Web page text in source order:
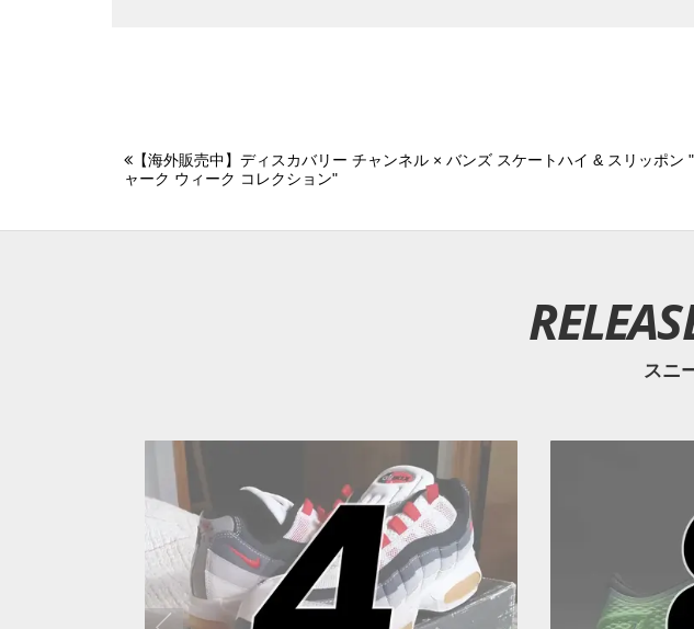
【海外販売中】ディスカバリー チャンネル × バンズ スケートハイ & スリッポン
ャーク ウィーク コレクション"
スニ